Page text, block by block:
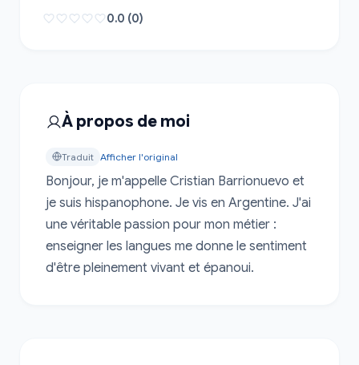
0.0 (0)
À propos de moi
Traduit Afficher l'original
Bonjour, je m'appelle Cristian Barrionuevo et
je suis hispanophone. Je vis en Argentine. J'ai
une véritable passion pour mon métier :
enseigner les langues me donne le sentiment
d'être pleinement vivant et épanoui.